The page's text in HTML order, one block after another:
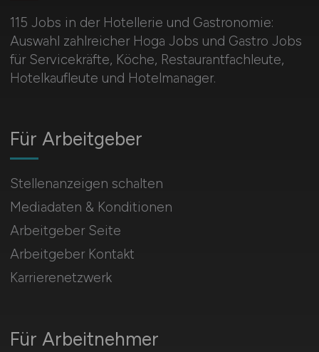
115 Jobs in der Hotellerie und Gastronomie:
Auswahl zahlreicher Hoga Jobs und Gastro Jobs
für Servicekräfte, Köche, Restaurantfachleute,
Hotelkaufleute und Hotelmanager.
Für Arbeitnehmer
Für Arbeitgeber
Stellenanzeigen schalten
Mediadaten & Konditionen
Arbeitgeber Seite
Arbeitgeber Kontakt
Karrierenetzwerk